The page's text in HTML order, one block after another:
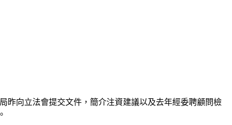
昨向立法會提交文件，簡介注資建議以及去年經委聘顧問檢